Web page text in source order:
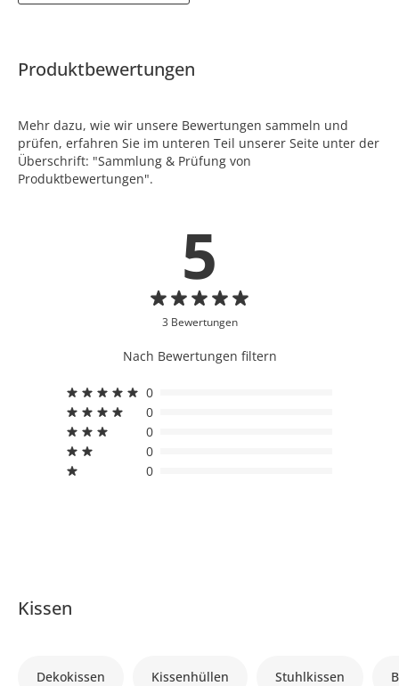
Produktbewertungen
Mehr dazu, wie wir unsere Bewertungen sammeln und
prüfen, erfahren Sie im unteren Teil unserer Seite unter der
Überschrift: "Sammlung & Prüfung von
Produktbewertungen".
5
3 Bewertungen
Nach Bewertungen filtern
0
0
0
0
0
Kissen
Dekokissen Kissenhüllen Stuhlkissen